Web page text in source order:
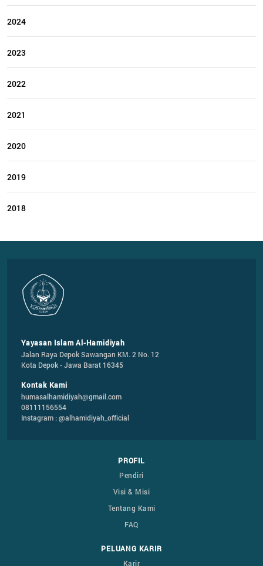
2024
2023
2022
2021
2020
2019
2018
Yayasan Islam Al-Hamidiyah
Jalan Raya Depok Sawangan KM. 2 No. 12
Kota Depok - Jawa Barat 16345
Kontak Kami
humasalhamidiyah@gmail.com
08111156554
Instagram : @alhamidiyah_official
PROFIL
Pendiri
Visi & Misi
Tentang Kami
FAQ
PELUANG KARIR
Karir